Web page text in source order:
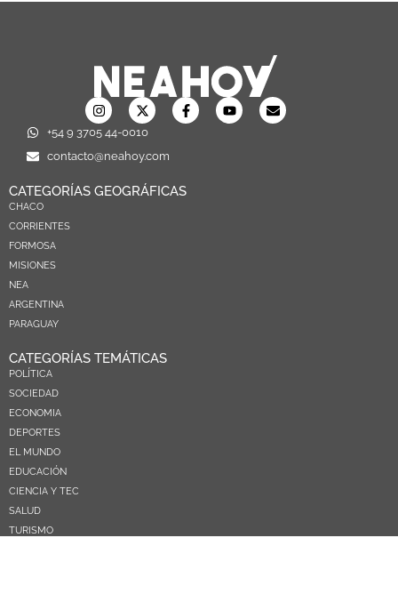
+54 9 3705 44-0010
contacto@neahoy.com
CATEGORÍAS GEOGRÁFICAS
CHACO
CORRIENTES
FORMOSA
MISIONES
NEA
ARGENTINA
PARAGUAY
CATEGORÍAS TEMÁTICAS
POLÍTICA
SOCIEDAD
ECONOMIA
DEPORTES
EL MUNDO
EDUCACIÓN
CIENCIA Y TEC
SALUD
TURISMO